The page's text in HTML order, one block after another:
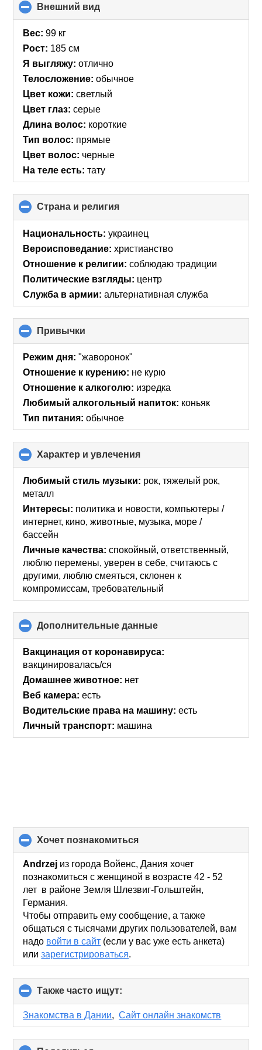
Внешний вид
to
Вес: 99 кг
Рост: 185 см
Я выгляжу: отлично
Телосложение: обычное
Цвет кожи: светлый
Цвет глаз: серые
Длина волос: короткие
Тип волос: прямые
Цвет волос: черные
На теле есть: тату
Страна и религия
to
collapse
contents
Национальность: украинец
Вероисповедание: христианство
Отношение к религии: соблюдаю традиции
Политические взгляды: центр
Служба в армии: альтернативная служба
Привычки
to
collapse
Режим дня: "жаворонок"
Отношение к курению: не курю
Отношение к алкоголю: изредка
Любимый алкогольный напиток: коньяк
Тип питания: обычное
Характер и увлечения
to
collapse
Любимый стиль музыки: рок, тяжелый рок,
металл
Интересы: политика и новости, компьютеры /
интернет, кино, животные, музыка, море /
бассейн
Личные качества: спокойный, ответственный,
люблю перемены, уверен в себе, считаюсь с
другими, люблю смеяться, склонен к
компромиссам, требовательный
Дополнительные данные
to
collapse
Вакцинация от коронавируса:
вакцинировалась/ся
Домашнее животное: нет
Веб камера: есть
Водительские права на машину: есть
Личный транспорт: машина
хочет познакомиться
to
collapse
contents
Andrzej из города Войенс, Дания хочет
познакомиться с женщиной в возрасте 42 - 52
лет в районе Земля Шлезвиг-Гольштейн,
Германия.
Чтобы отправить ему сообщение, а также
общаться с тысячами других пользователей, вам
надо войти в сайт (если у вас уже есть анкета)
илизарегистрироваться.
Также часто ищут:
to
collapse
contents
Знакомства в Дании,Сайт онлайн знакомств